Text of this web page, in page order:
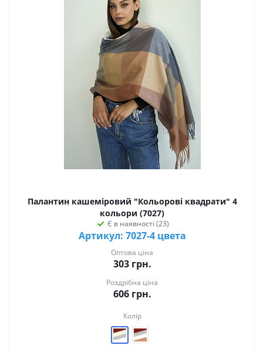
Палантин кашеміровий "Кольорові квадрати" 4
кольори (7027)
Є в наявності (23)
Артикул: 7027-4 цвета
Оптова ціна
303грн.
Роздрібна ціна
606грн.
Колір